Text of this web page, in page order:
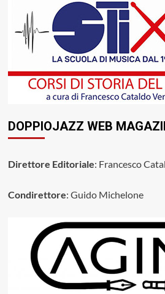
DOPPIOJAZZ WEB
Direttore Editoriale: Francesco
Condirettore: Guido Michelone